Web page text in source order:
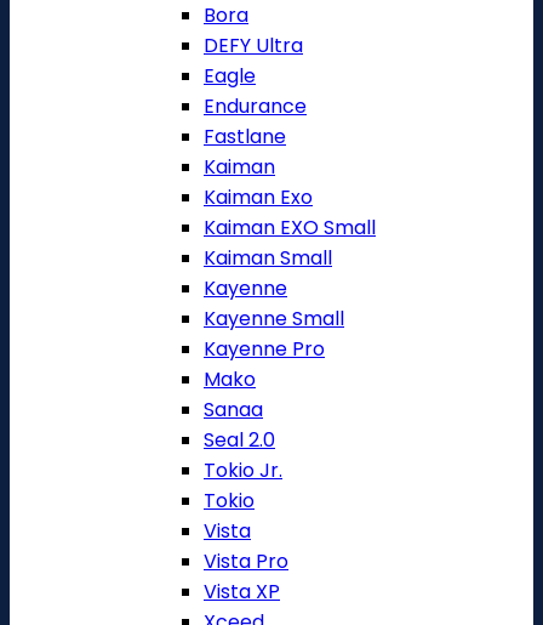
Bora
DEFY Ultra
Eagle
Endurance
Fastlane
Kaiman
Kaiman Exo
Kaiman EXO Small
Kaiman Small
Kayenne
Kayenne Small
Kayenne Pro
Mako
Sanaa
Seal 2.0
Tokio Jr.
Tokio
Vista
Vista Pro
Vista XP